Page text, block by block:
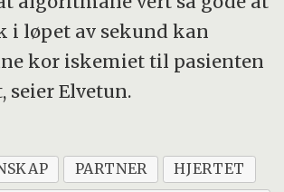
i løpet av sekund kan
kor iskemiet til pasienten
seier Elvetun.
PARTNER
HJERTET